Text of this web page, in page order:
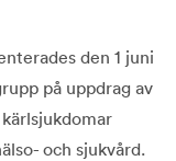
den 1 juni
på uppdrag av
och sjukvård.